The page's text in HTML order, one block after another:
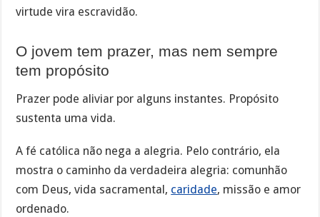
virtude vira escravidão.
O jovem tem prazer, mas nem sempre
tem propósito
Prazer pode aliviar por alguns instantes. Propósito
sustenta uma vida.
A fé católica não nega a alegria. Pelo contrário, ela
mostra o caminho da verdadeira alegria: comunhão
com Deus, vida sacramental, caridade, missão e amor
ordenado.